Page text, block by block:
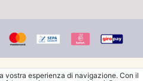
vostra esperienza di navigazione. Con il